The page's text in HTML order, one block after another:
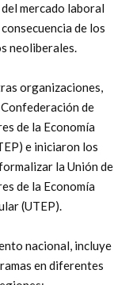
mercado laboral
de los
neoliberales.
organizaciones,
de
de la Economía
e iniciaron los
la Unión de
de la Economía
(UTEP).
nacional, incluye
en diferentes